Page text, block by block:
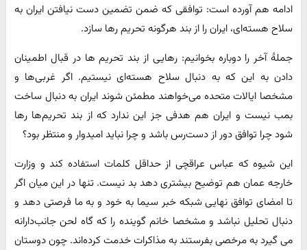
ادامه هم آورده است: توافقی که ضمن تضمین دست نیافتن ایران به
سلاح هسته‌ای، ایران را از بند هرگونه تحریم رها سازد.
جملۀ آخر را دوباره بخوانیم: رهایی از بند تحریم ها در قبال اطمینان
دادن به این که به دنبال سلاح هسته‌ای نیستیم. اگر غربی‌ها و
مشخصا ایالات متحده می‌خواهند مطمئن شوند ایران به دنبال ساخت
بمب نیست و ایران هم هدفی جز این ندارد که از بند تحریم‌ها رها
شود چرا توافق دور از دست‌رس باشد و چرا نباید امیدوار و منتظر بود؟
این شیوه که عباس عراقچی از حداقل کلمات استفاده کند و وزارت
خارجه عمان هم توضیح بیشتری دهد بد نیست. تنها در این میان اگر
تا امضای توافق نهایی شبکه خبر سیما به خود و به ما فرصتی دهد و
دنبال تحلیل نباشد و مشخصا خانم گوینده را که گاه لحن جانب‌دارانه
می گیرد به مرخصی بفرستند به مذاکرات خدمت کرده‌اند. چون دوستان